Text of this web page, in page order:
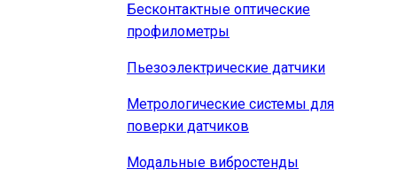
Бесконтактные оптические
профилометры
Пьезоэлектрические датчики
Метрологические системы для
поверки датчиков
Модальные вибростенды